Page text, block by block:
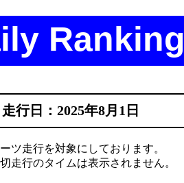
Ranking
走行日：2025年8月1日
ツ走行を対象にしております。
走行のタイムは表示されません。